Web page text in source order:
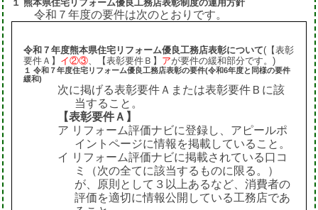
１ 熊本県住宅リフォーム優良工務店表彰制度の運用方針
令和７年度の要件は次のとおりです。
令和７年度熊本県住宅リフォーム優良工務店表彰について(【表彰
要件Ａ】 イ②③、【表彰要件Ｂ】 アが要件の緩和部分です。)
１ 令和７年度住宅リフォーム優良工務店表彰の要件(令和6年度と同様の要件
緩和)
次に掲げる表彰要件Ａまたは表彰要件Ｂに該
当すること。
【表彰要件Ａ】
ア リフォーム評価ナビに登録し、アピールポ
イントページに情報を掲載していること。
イ リフォーム評価ナビに掲載されている口コ
ミ（次の全てに該当するものに限る。）
が、原則として３以上あるなど、消費者の
評価を適切に情報公開している工務店であ